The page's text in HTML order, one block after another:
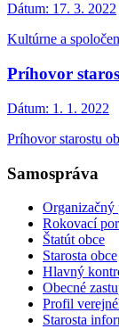
Dátum: 17. 3. 2022
Kultúrne a
Príhovor
Dátum: 1. 1. 2022
Príhovor starostu
Samospráva
Organizačný
Rokovací
Štatút obce
Starosta obce
Hlavný
Obecné
Profil
Starosta